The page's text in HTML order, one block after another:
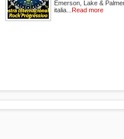
Emerson, Lake &
italia... Read more